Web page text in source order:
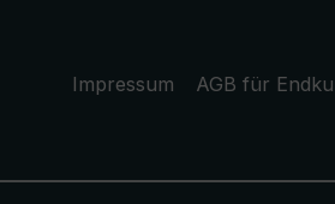
Impressum AGB für